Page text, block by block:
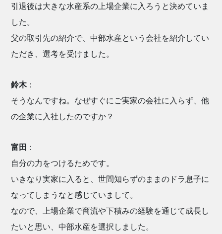
引退後は大きな水産系の上場企業に入ろうと決めていま
した。
父の取引先の紹介で、中部水産という会社を紹介してい
ただき、選考を受けました。
鈴木：
そうなんですね。なぜすぐにご実家の会社に入らず、他
の企業に入社したのですか？
富田 ：
自分の力をつけるためです。
いきなり実家に入ると、世間知らずのままのドラ息子に
なってしまうなと感じていまして。
なので、上場企業で商流や下積みの経験を通じて成長し
たいと思い、中部水産を選択しました。